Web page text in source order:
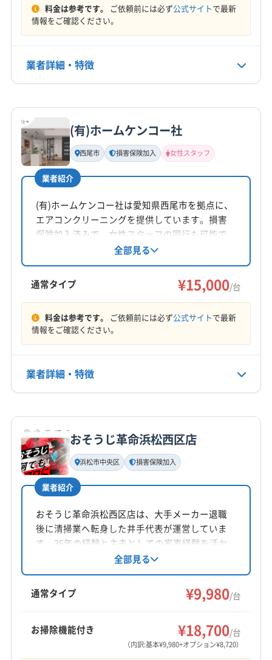
名古屋市西区
名古屋市千種区
名古屋市中区
名古屋市中川区
名古屋市中村区
名古屋市北区
名古屋市名東区
(三重県) 四日市市
(岐阜県) 安八郡安八町
(岐阜県) 安八郡神戸町
(岐阜県) 安八郡輪之内町
(岐阜県) 羽島郡笠松町
(岐阜県) 羽島郡岐南町
(岐阜県) 羽島市
(岐阜県) 山県市
(岐阜県) 瑞穂市
(岐阜県) 多治見市
(岐阜県) 大垣市
(岐阜県) 美濃市
(岐阜県) 本巣郡北方町
(岐阜県) 揖斐郡大野町
(岐阜県) 揖斐郡池田町
(岐阜県) 揖斐郡揖斐川町
(岐阜県) 養老郡養老町
(滋賀県) 近江八幡市
(滋賀県) 守山市
(滋賀県) 大津市
(滋賀県) 長浜市
(滋賀県) 東近江市
(滋賀県) 彦根市 (滋賀県) 米原市
定休日
電話番号
公式HP
料金は参考です。 ご依頼前には必ず公式サイトで最新
情報をご確認ください。
業者詳細・特徴
基本情報
代表者名
髙橋達也
所在地
愛知県額田郡幸田町菱池御林7-2
対応地域
安城市 岡崎市
常滑市
西尾市 大府市 知多市 知立市
田原市
東海市
日進市 豊橋市
豊田市
知多郡東浦町
知多郡南知多町
知多郡美浜町
知多郡武豊町
北設楽郡設楽町
もっと見る
営業時間
定休日
日
電話番号
080-4222-0506
公式HP
公式サイトを見る
(有)ホームケンコー社
西尾市 損害保険加入 女性スタッフ
業者紹介
(有)ホームケンコー社は愛知県西尾市を拠点に、
エアコンクリーニングを提供しています。損害
保険加入済みで、女性スタッフの同行も可能で
す。営業時間外の予約も相談可能で、丁寧な作
業で快適な空間を実現しています。年中無休で
対応しており、気軽に相談できる点も魅力で
す。
全部見る
通常タイプ ¥15,000/台
料金は参考です。 ご依頼前には必ず公式サイトで最新
情報をご確認ください。
業者詳細・特徴
基本情報
代表者名
非公開
所在地
愛知県西尾市
対応地域
みよし市 愛西市
稲沢市
岡崎市 刈谷市 岩倉市 犬山市
江南市
高浜市
春日井市 新城市
瀬戸市
津島市
田原市 半田市
尾張旭市
豊明市
北名古屋市
9:00〜17:00
おそうじ革命浜松西区店
浜松市中央区 損害保険加入
業者紹介
おそうじ革命浜松西区店は、大手メーカー退職
後に清掃業へ転身した井手代表が運営していま
す。35年の経験と主夫としての家事経験を活か
し、顧客の悩みに寄り添ったサービスを提供。
エコ洗剤の使用や損害保険加入など、安心安全
にも配慮しています。浜松市中央区を中心に、
静岡県西部や愛知県の一部エリアに対応。
全部見る
通常タイプ ¥9,980/台
お掃除機能付き ¥18,700/台
（内訳:基本¥9,980+オプション¥8,720）